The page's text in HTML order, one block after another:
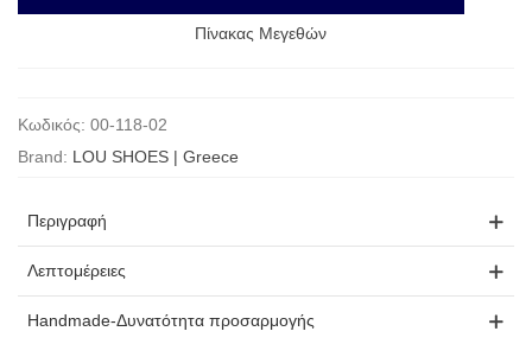
Πίνακας Μεγεθών
Κωδικός: 00-118-02
Brand: LOU SHOES | Greece
Περιγραφή
Λεπτομέρειες
Handmade-Δυνατότητα προσαρμογής